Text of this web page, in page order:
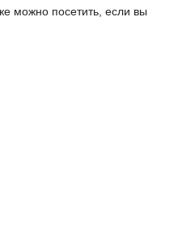
можно посетить, если вы